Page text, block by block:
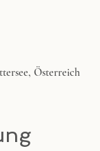
Österreich